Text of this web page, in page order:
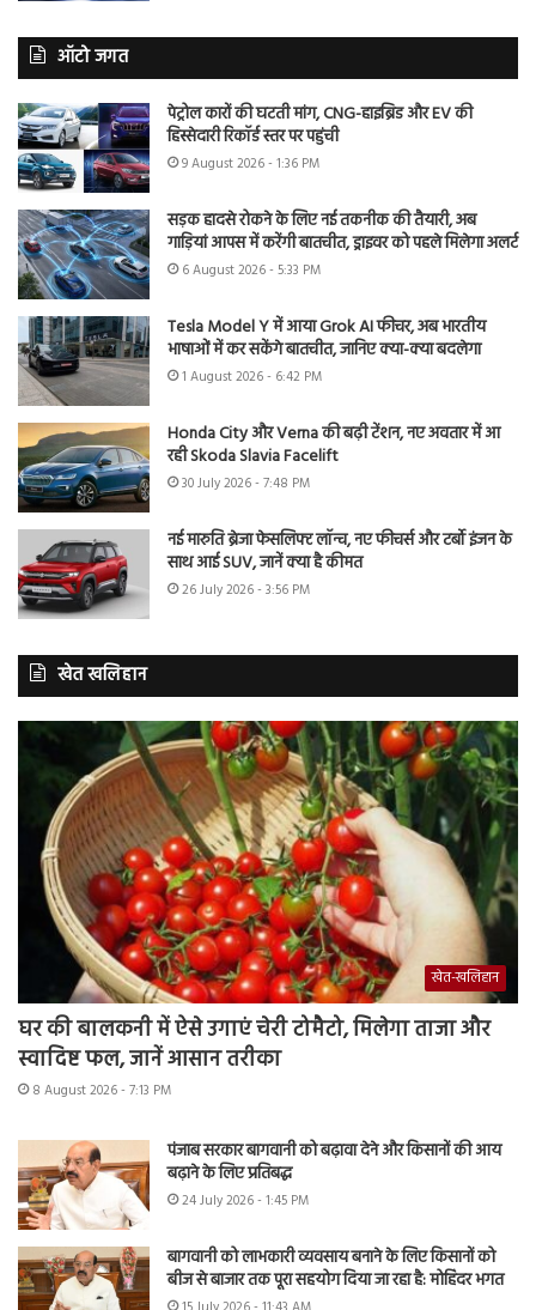
ऑटो जगत
पेट्रोल कारों की घटती मांग, CNG-हाइब्रिड और EV की
हिस्सेदारी रिकॉर्ड स्तर पर पहुंची
9 August 2026 - 1:36 PM
सड़क हादसे रोकने के लिए नई तकनीक की तैयारी, अब
गाड़ियां आपस में करेंगी बातचीत, ड्राइवर को पहले मिलेगा अलर्ट
6 August 2026 - 5:33 PM
Tesla Model Y में आया Grok AI फीचर, अब भारतीय
भाषाओं में कर सकेंगे बातचीत, जानिए क्या-क्या बदलेगा
1 August 2026 - 6:42 PM
Honda City और Verna की बढ़ी टेंशन, नए अवतार में आ
रही Skoda Slavia Facelift
30 July 2026 - 7:48 PM
नई मारुति ब्रेजा फेसलिफ्ट लॉन्च, नए फीचर्स और टर्बो इंजन के
साथ आई SUV, जानें क्या है कीमत
26 July 2026 - 3:56 PM
खेत खलिहान
खेत-खलिहान
घर की बालकनी में ऐसे उगाएं चेरी टोमैटो, मिलेगा ताजा और
स्वादिष्ट फल, जानें आसान तरीका
8 August 2026 - 7:13 PM
पंजाब सरकार बागवानी को बढ़ावा देने और किसानों की आय
बढ़ाने के लिए प्रतिबद्ध
24 July 2026 - 1:45 PM
बागवानी को लाभकारी व्यवसाय बनाने के लिए किसानों को
बीज से बाजार तक पूरा सहयोग दिया जा रहा है: मोहिंदर भगत